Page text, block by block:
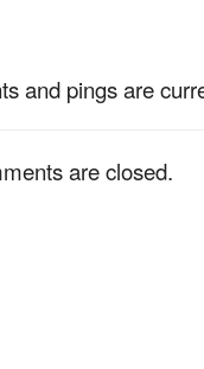
and pings are
are closed.